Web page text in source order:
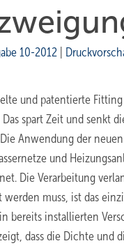
10-2012
und patentierte
spart Zeit und senkt
Anwendung der
und
Die Verarbeitung
muss, ist das
bereits installierten
dass die Dichte und